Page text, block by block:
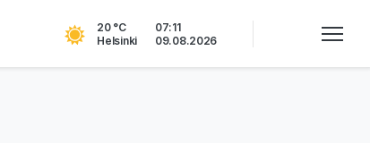
20 °C
Helsinki
07:11
09.08.2026